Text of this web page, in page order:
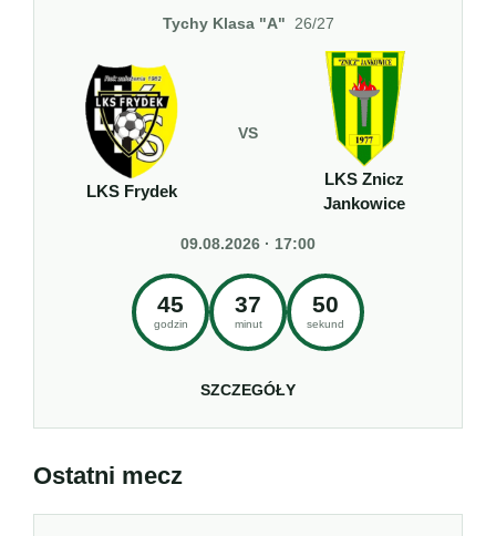
Tychy Klasa "A" 26/27
LKS Frydek
VS
LKS Znicz
Jankowice
09.08.2026 · 17:00
45
godzin
37
minut
50
sekund
SZCZEGÓŁY
Ostatni mecz